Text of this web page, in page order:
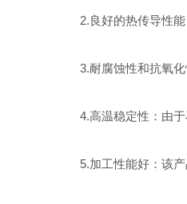
2.良好的热传导性能
3.耐腐蚀性和抗氧化
4.高温稳定性：由于
5.加工性能好：该产